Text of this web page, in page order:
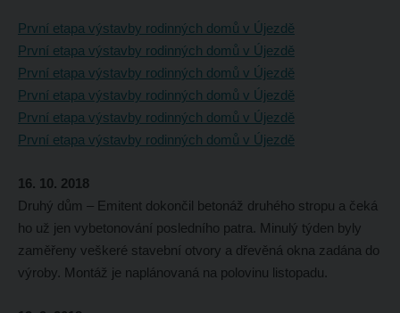
První etapa výstavby rodinných domů v Újezdě
První etapa výstavby rodinných domů v Újezdě
První etapa výstavby rodinných domů v Újezdě
První etapa výstavby rodinných domů v Újezdě
První etapa výstavby rodinných domů v Újezdě
První etapa výstavby rodinných domů v Újezdě
16. 10. 2018
Druhý dům – Emitent dokončil betonáž druhého stropu a čeká
ho už jen vybetonování posledního patra. Minulý týden byly
zaměřeny veškeré stavební otvory a dřevěná okna zadána do
výroby. Montáž je naplánovaná na polovinu listopadu.